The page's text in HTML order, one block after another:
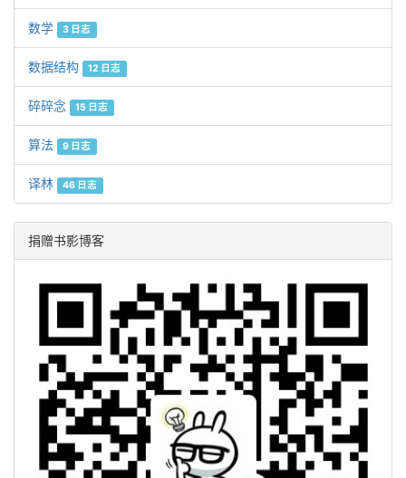
数学 3 日志
数据结构 12 日志
碎碎念 15 日志
算法 9 日志
译林 46 日志
捐赠书影博客